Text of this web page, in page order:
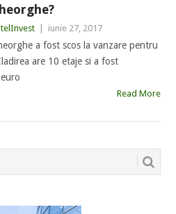
iunie 27, 2017
a fost scos la vanzare pentru
are 10 etaje si a fost
Read More